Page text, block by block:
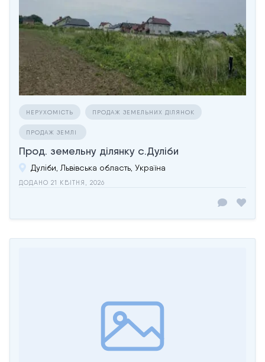
НЕРУХОМІСТЬ ПРОДАЖ ЗЕМЕЛЬНИХ ДІЛЯНОК
ПРОДАЖ ЗЕМЛІ
Прод. земельну ділянку c.Дуліби
Дуліби, Львівська область, Україна
ДОДАНО 21 КВІТНЯ, 2026